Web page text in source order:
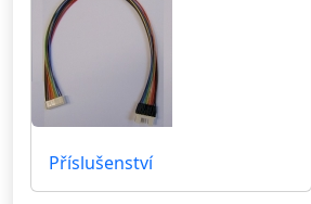
Příslušenství